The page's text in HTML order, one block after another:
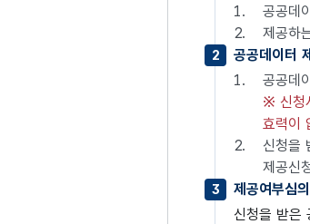
1.
공공데
2.
제공하
2
공공데이터
1.
공공데
※ 신청
효력이
2.
신청을
제공신
3
제공여부심
신청을 받은